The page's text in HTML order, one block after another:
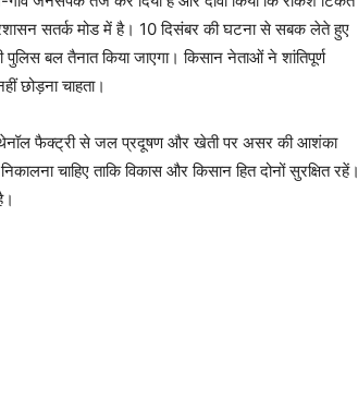
सतर्क मोड में है। 10 दिसंबर की घटना से सबक लेते हुए
बल तैनात किया जाएगा। किसान नेताओं ने शांतिपूर्ण
छोड़ना चाहता।
एथेनॉल फैक्ट्री से जल प्रदूषण और खेती पर असर की आशंका
चाहिए ताकि विकास और किसान हित दोनों सुरक्षित रहें।